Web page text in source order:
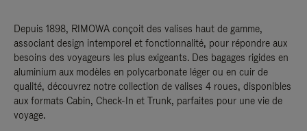
Depuis 1898, RIMOWA conçoit des valises haut de gamme,
associant design intemporel et fonctionnalité, pour répondre aux
besoins des voyageurs les plus exigeants. Des bagages rigides en
aluminium aux modèles en polycarbonate léger ou en cuir de
qualité, découvrez notre collection de valises 4 roues, disponibles
aux formats Cabin, Check-In et Trunk, parfaites pour une vie de
voyage.